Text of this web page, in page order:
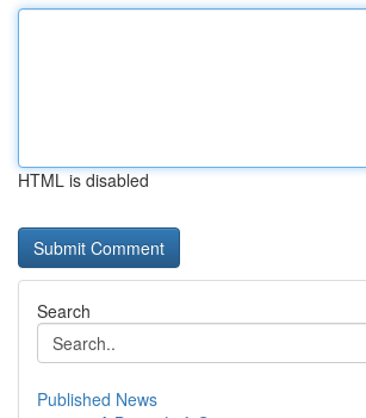
HTML is disabled
Search
Published News